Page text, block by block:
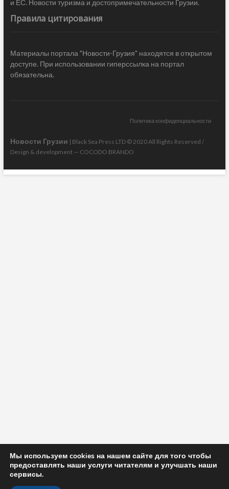
и ЕС. Новости туризма и достопримечательности Грузии.
Правила цитирования
Материалы портала "Новости-Грузия" находятся в открытом
доступе. При использовании гиперссылка на портал
обязательна.
Политика конфиденциальности
Новости Грузии | Black Sea Press LTD © 2020 All Rights Reserved /
Design & development — COCODO BRANDO
Мы используем cookies на нашем сайте для того чтобы
предоставлять наши услуги читателям и улучшать наши
сервисы.